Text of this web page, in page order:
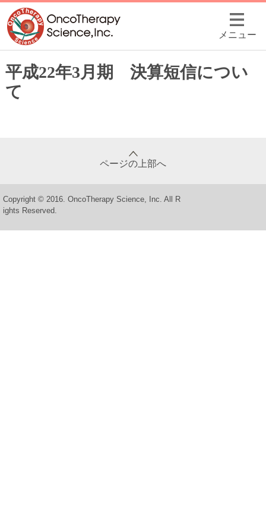
メニュー
平成22年3月期 決算短信につい
て
ページの上部へ
Copyright © 2016. OncoTherapy Science, Inc. All R
ights Reserved.